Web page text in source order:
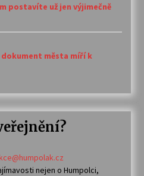
postavíte už jen výjimečně
dokument města míří k
nejen o Humpolci,